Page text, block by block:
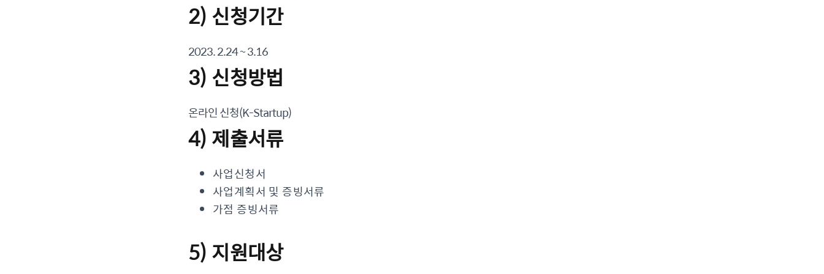
2) 신청기간
2023. 2.24 ~ 3.16
3) 신청방법
온라인 신청(K-Startup)
4) 제출서류
사업신청서
사업계획서 및 증빙서류
가점 증빙서류
5) 지원대상